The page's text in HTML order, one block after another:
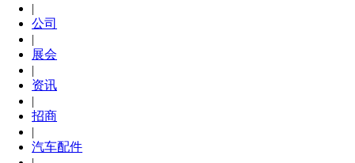
|
公司
|
展会
|
资讯
|
招商
|
汽车配件